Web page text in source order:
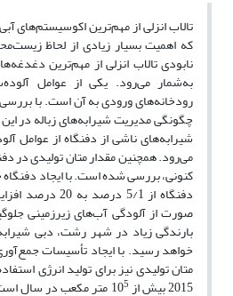
تالاب انزلی از مهم‌ترین اکوسیستم‌های
که اهمیت بسیار زیادی از لحاظ
نابودی تالاب انزلی از مهم‌ترین
به‌شمار می‌رود. یکی از عوامل
رودخانه‌های ورودی به آن است. با
چگونگی مدیریت شیرابه‌های زباله در
شیرابه‌های ناشی از دفنگاه از عوامل
می‌رود. همچنین مقدار متان تولیدی در
کنونی، بررسی شده است. با ایجاد
دفنگاه از 5/1
صورت از آلودگی آب‌های زیرزمینی
خواهد رسید. با ایجاد تأسیسات
متان تولیدی نیز برای تولید انرژی
2015 بیش از 10 5 متر مکعب در سال